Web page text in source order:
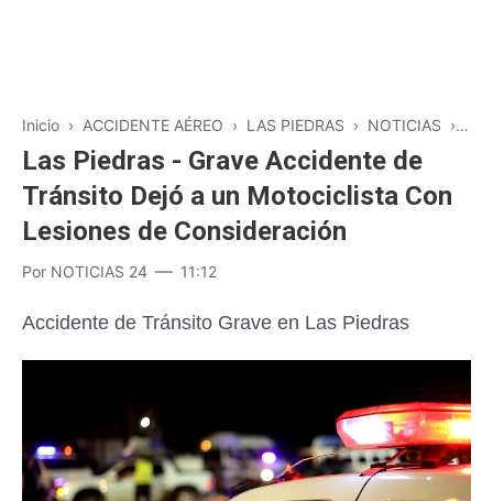
Inicio › ACCIDENTE AÉREO › LAS PIEDRAS › NOTICIAS ›
Las Piedras - Grave Accidente de
Tránsito Dejó a un Motociclista Con
Lesiones de Consideración
Por NOTICIAS 24 11:12
Accidente de Tránsito Grave en Las Piedras